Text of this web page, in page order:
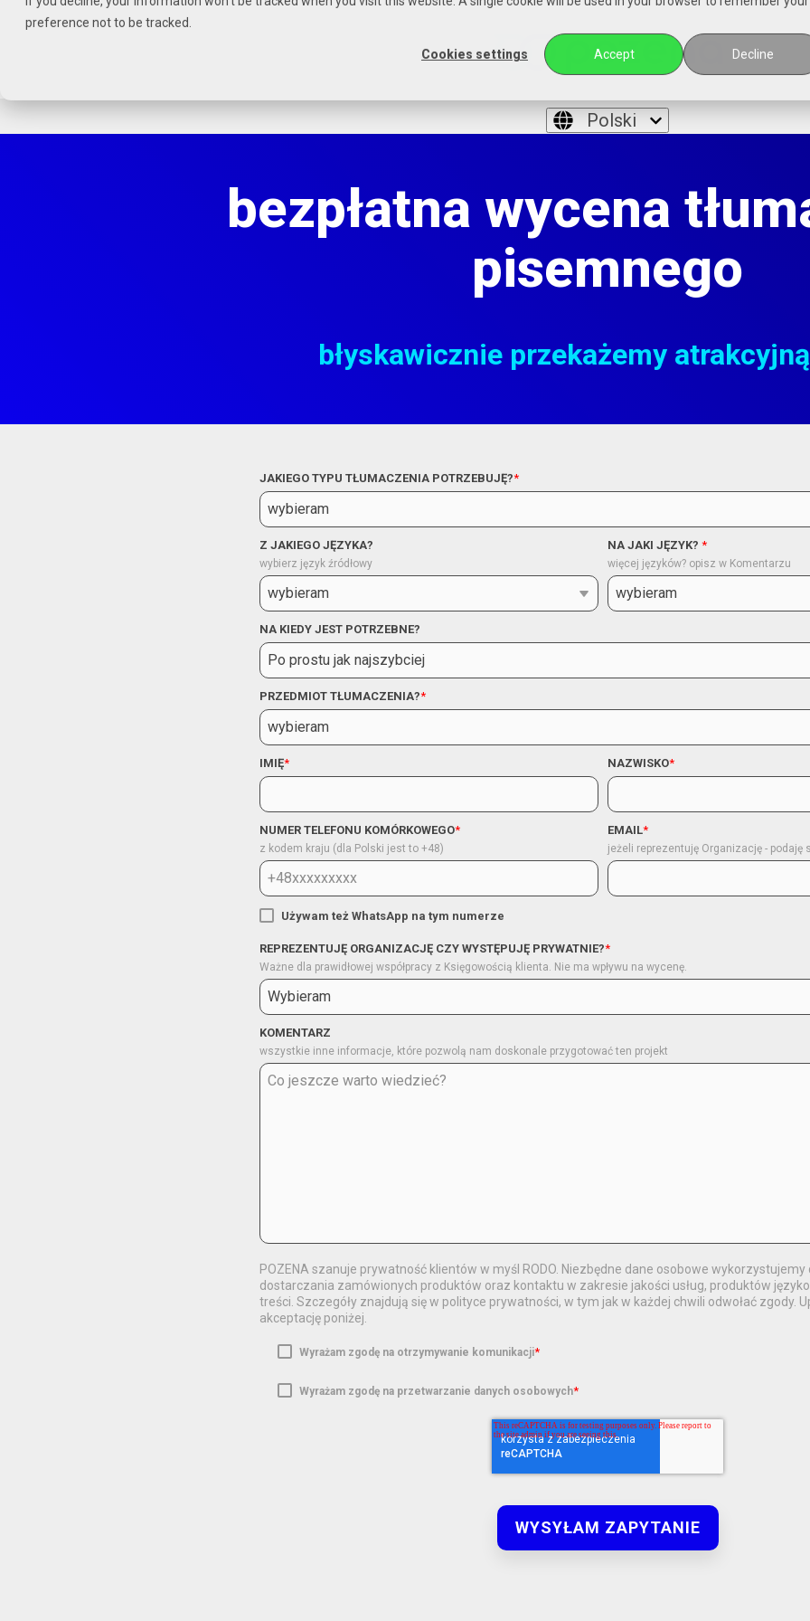
preference not to be tracked.
Cookies settings Accept Decline
Czytaj
stronę
Polski
bezpłatna wycena
pisemnego
błyskawicznie przekażemy
JAKIEGO TYPU TŁUMACZENIA POTRZEBUJĘ?*
Z JAKIEGO JĘZYKA?
wybierz język źródłowy
NA JAKI JĘZYK? *
więcej języków? opisz w Komentarzu
NA KIEDY JEST POTRZEBNE?
PRZEDMIOT TŁUMACZENIA?*
IMIĘ* NAZWISKO*
NUMER TELEFONU KOMÓRKOWEGO*
z kodem kraju (dla Polski jest to +48)
EMAIL*
jeżeli reprezentuję Organizację - podaję
Używam też WhatsApp na tym numerze
REPREZENTUJĘ ORGANIZACJĘ CZY WYSTĘPUJĘ PRYWATNIE?*
Ważne dla prawidłowej współpracy z Księgowością klienta. Nie ma wpływu na wycenę.
KOMENTARZ
wszystkie inne informacje, które pozwolą nam doskonale przygotować ten projekt
POZENA szanuje prywatność klientów w myśl RODO. Niezbędne dane osobowe wykorzystujemy
dostarczania zamówionych produktów oraz kontaktu w zakresie jakości usług, produktów
treści. Szczegóły znajdują się w polityce prywatności, w tym jak w każdej chwili odwołać zgody.
akceptację poniżej.
Wyrażam zgodę na otrzymywanie komunikacji*
Wyrażam zgodę na przetwarzanie danych osobowych*